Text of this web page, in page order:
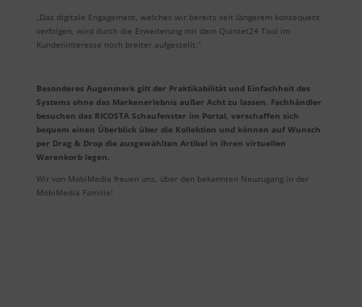
„Das digitale Engagement, welches wir bereits seit längerem konsequent
verfolgen, wird durch die Erweiterung mit dem Quintet24 Tool im
Kundeninteresse noch breiter aufgestellt.“
Besonderes Augenmerk gilt der Praktikabilität und Einfachheit des
Systems ohne das Markenerlebnis außer Acht zu lassen. Fachhändler
besuchen das RICOSTA Schaufenster im Portal, verschaffen sich
bequem einen Überblick über die Kollektion und können auf Wunsch
per Drag & Drop die ausgewählten Artikel in ihren virtuellen
Warenkorb legen.
Wir von MobiMedia freuen uns, über den bekannten Neuzugang in der
MobiMedia Familie!